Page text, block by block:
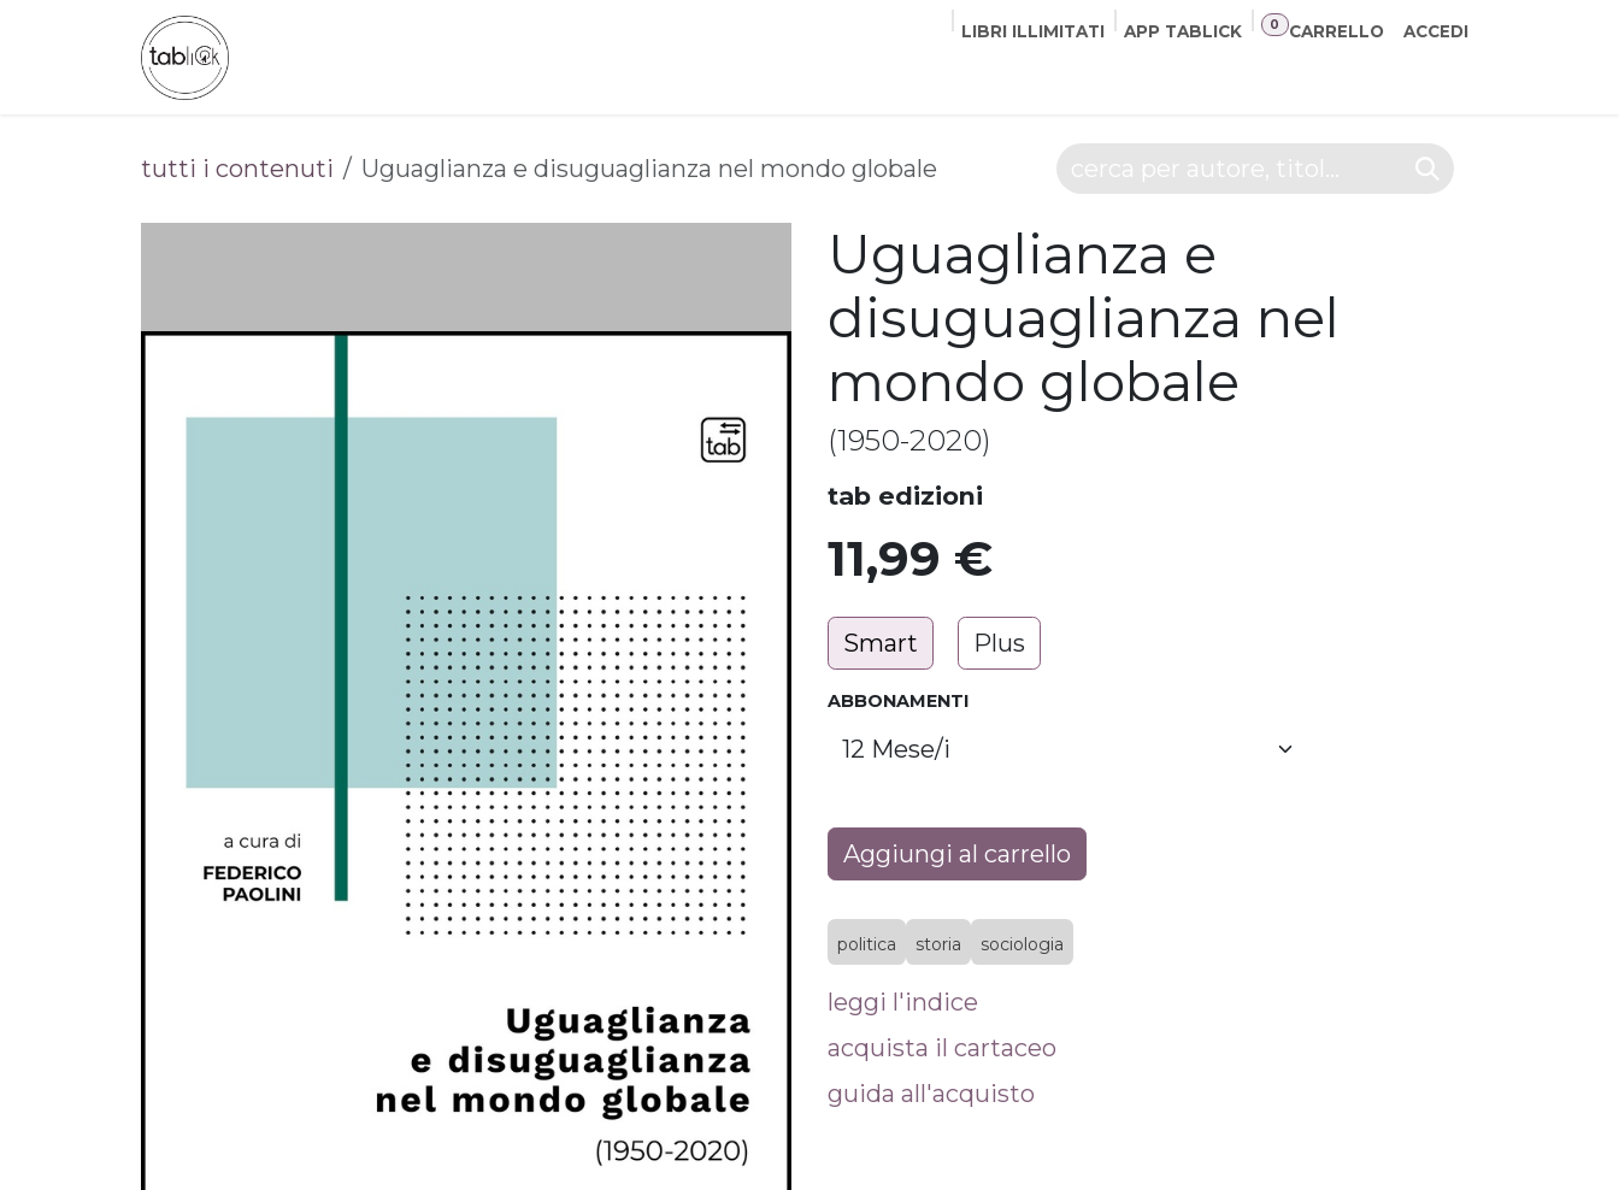
Passa al contenuto LIBRI ILLIMITATI APP TABLICK CARRELLO
0 ACCEDI
tutti i contenuti Uguaglianza e disuguaglianza nel mondo globale
Uguaglianza e
disuguaglianza nel
mondo globale
(1950-2020)
tab edizioni
11,99 €
Smart Plus
ABBONAMENTI
Aggiungi al carrello
politica storia sociologia
leggi l'indice
acquista il cartaceo
guida all'acquisto